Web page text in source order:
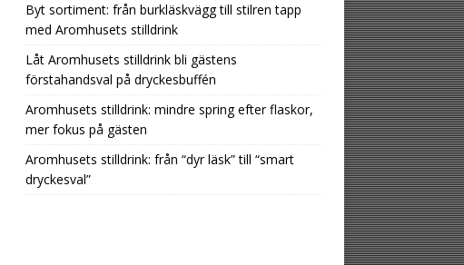
Byt sortiment: från burkläskvägg till stilren tapp
med Aromhusets stilldrink
Låt Aromhusets stilldrink bli gästens
förstahandsval på dryckesbuffén
Aromhusets stilldrink: mindre spring efter flaskor,
mer fokus på gästen
Aromhusets stilldrink: från “dyr läsk” till “smart
dryckesval”